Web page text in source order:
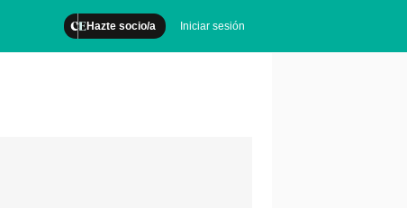
Hazte socio/a Iniciar sesión